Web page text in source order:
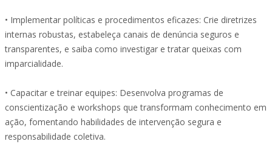
• Implementar políticas e procedimentos eficazes: Crie diretrizes
internas robustas, estabeleça canais de denúncia seguros e
transparentes, e saiba como investigar e tratar queixas com
imparcialidade.
• Capacitar e treinar equipes: Desenvolva programas de
conscientização e workshops que transformam conhecimento em
ação, fomentando habilidades de intervenção segura e
responsabilidade coletiva.